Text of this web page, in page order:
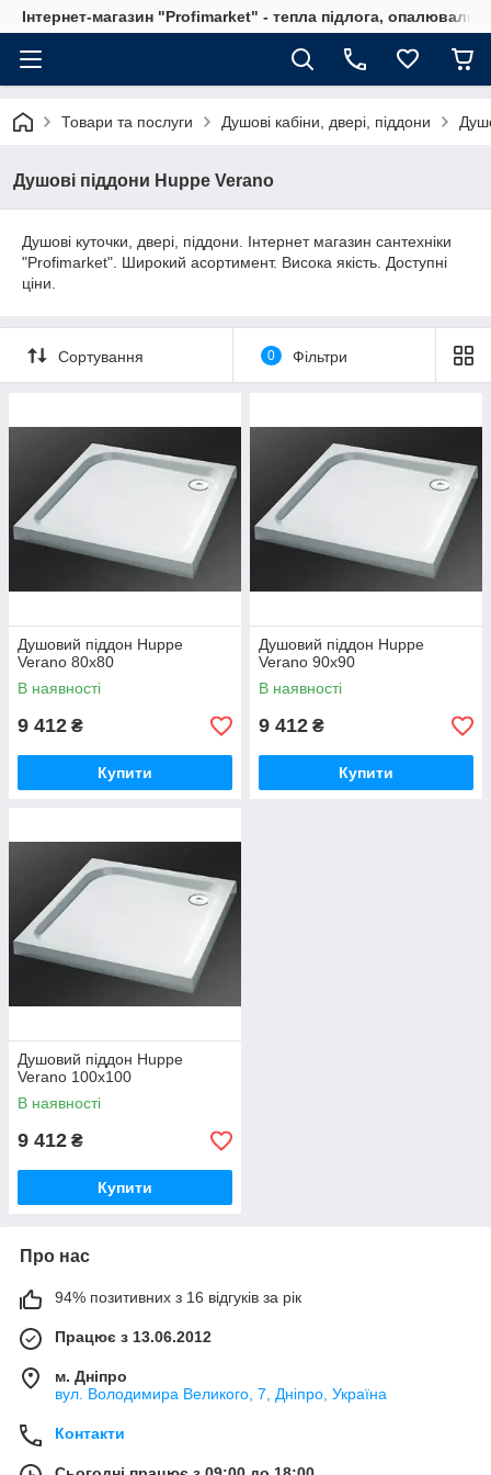
Інтернет-магазин "Profimarket" - тепла підлога,
Товари та послуги Душові кабіни, двері, піддони
Душові піддони Huppe Verano
Душові куточки, двері, піддони. Інтернет магазин сантехніки
"Profimarket". Широкий асортимент. Висока якість. Доступні
ціни.
Сортування 0 Фільтри
Душовий піддон Huppe
Verano 80x80
В наявності
9 412 ₴
Купити
Душовий піддон Huppe
Verano 90x90
В наявності
9 412 ₴
Купити
Душовий піддон Huppe
Verano 100x100
В наявності
9 412 ₴
Купити
Про нас
94% позитивних з 16 відгуків за рік
Працює з 13.06.2012
м. Дніпро
вул. Володимира Великого, 7, Дніпро, Україна
Контакти